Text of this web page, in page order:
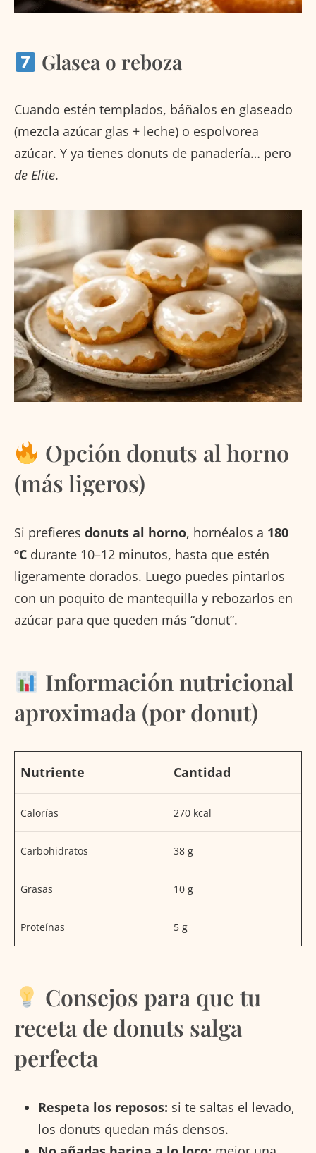
Glasea o reboza
Cuando estén templados, báñalos en glaseado
(mezcla azúcar glas + leche) o espolvorea
azúcar. Y ya tienes donuts de panadería… pero
de Elite.
Opción donuts al horno
(más ligeros)
Si prefieres donuts al horno, hornéalos a 180
ºC durante 10–12 minutos, hasta que estén
ligeramente dorados. Luego puedes pintarlos
con un poquito de mantequilla y rebozarlos en
azúcar para que queden más “donut”.
Información nutricional
aproximada (por donut)
Nutriente Cantidad
Calorías 270 kcal
Carbohidratos 38 g
Grasas 10 g
Proteínas 5 g
Consejos para que tu
receta de donuts salga
perfecta
Respeta los reposos: si te saltas el levado,
los donuts quedan más densos.